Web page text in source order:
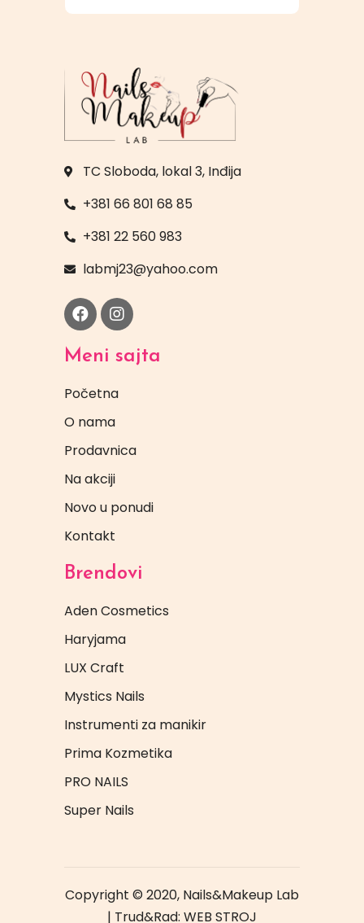
TC Sloboda, lokal 3, Inđija
+381 66 801 68 85
+381 22 560 983
labmj23@yahoo.com
Meni sajta
Početna
O nama
Prodavnica
Na akciji
Novo u ponudi
Kontakt
Brendovi
Aden Cosmetics
Haryjama
LUX Craft
Mystics Nails
Instrumenti za manikir
Prima Kozmetika
PRO NAILS
Super Nails
Copyright © 2020, Nails&Makeup Lab
| Trud&Rad: WEB STROJ